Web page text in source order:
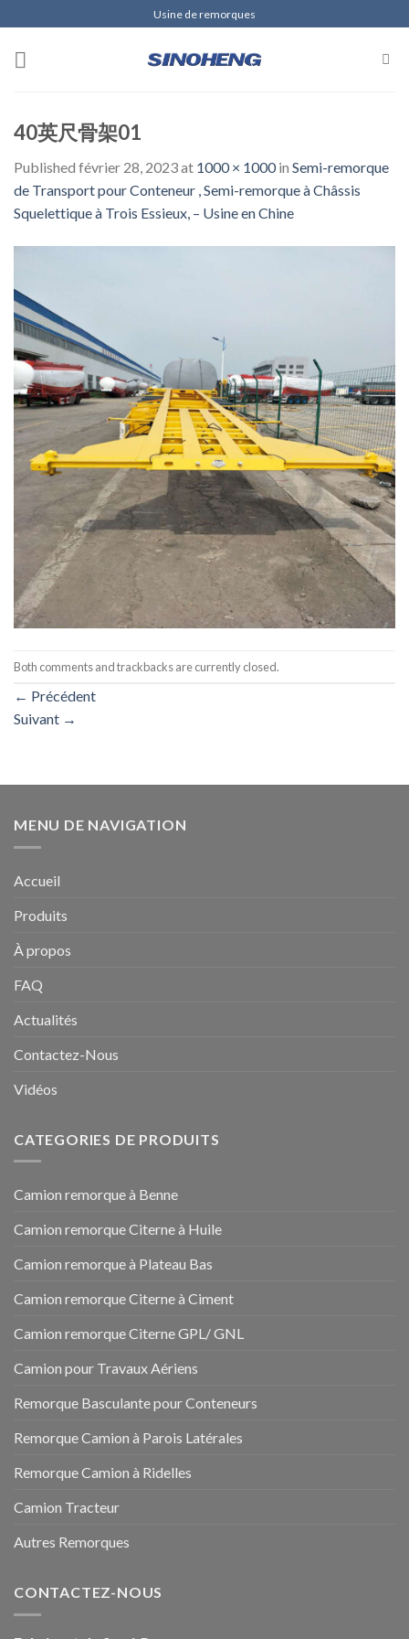
to
content
Usine de remorques
40英尺骨架01
Published février 28, 2023at 1000 × 1000in Semi-remorque
de Transport pour Conteneur , Semi-remorque à Châssis
Squelettique à Trois Essieux, – Usine en Chine
Both comments and trackbacks are currently closed.
← Précédent
Suivant →
MENU DE NAVIGATION
Accueil
Produits
À propos
FAQ
Actualités
Contactez-Nous
Vidéos
CATEGORIES DE PRODUITS
Camion remorque à Benne
Camion remorque Citerne à Huile
Camion remorque à Plateau Bas
Camion remorque Citerne à Ciment
Camion remorque Citerne GPL/ GNL
Camion pour Travaux Aériens
Remorque Basculante pour Conteneurs
Remorque Camion à Parois Latérales
Remorque Camion à Ridelles
Camion Tracteur
Autres Remorques
CONTACTEZ-NOUS